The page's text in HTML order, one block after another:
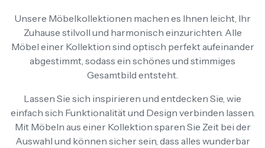
Unsere Möbelkollektionen machen es Ihnen leicht, Ihr
Zuhause stilvoll und harmonisch einzurichten. Alle
Möbel einer Kollektion sind optisch perfekt aufeinander
abgestimmt, sodass ein schönes und stimmiges
Gesamtbild entsteht.
Lassen Sie sich inspirieren und entdecken Sie, wie
einfach sich Funktionalität und Design verbinden lassen.
Mit Möbeln aus einer Kollektion sparen Sie Zeit bei der
Auswahl und können sicher sein, dass alles wunderbar